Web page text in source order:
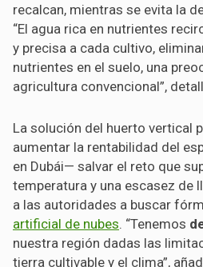
recalcan, mientras se evita la
“El agua rica en nutrientes
y precisa a cada cultivo,
nutrientes en el suelo, una
agricultura convencional”,
La solución del huerto vertical
aumentar la rentabilidad del
en Dubái— salvar el reto que
temperatura y una escasez de
a las autoridades a buscar
artificial de nubes. “Tenemos
nuestra región dadas las
tierra cultivable y el clima”,